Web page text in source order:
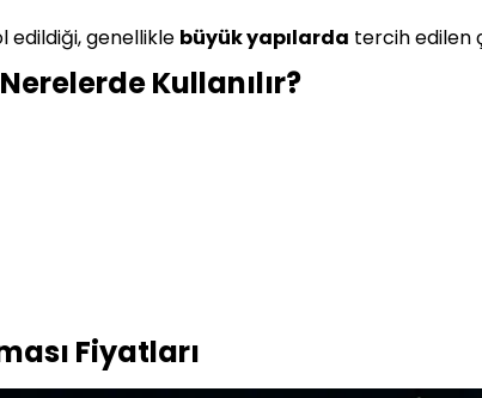
genellikle büyük yapılarda tercih edilen
Kullanılır?
Fiyatları